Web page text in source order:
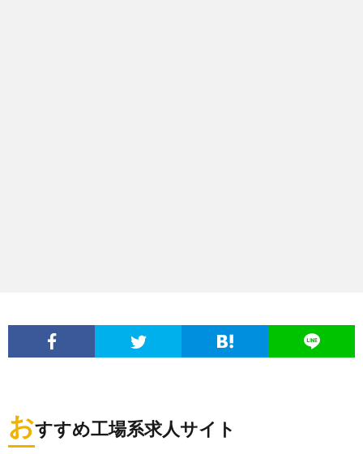
おすすめ工場系求人サイト